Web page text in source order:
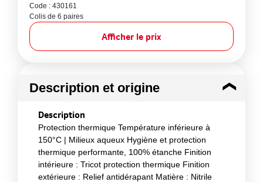
Code : 430161
Colis de 6 paires
Afficher le prix
Description et origine
Description
Protection thermique Température inférieure à
150°C | Milieux aqueux Hygiène et protection
thermique performante, 100% étanche Finition
intérieure : Tricot protection thermique Finition
extérieure : Relief antidérapant Matière : Nitrile